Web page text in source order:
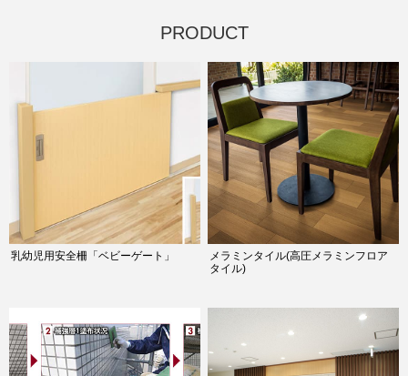
PRODUCT
乳幼児用安全柵「ベビーゲート」
メラミンタイル(高圧メラミンフロア
タイル)